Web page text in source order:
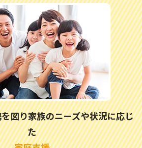
図り家族のニーズや状況に応じ
た